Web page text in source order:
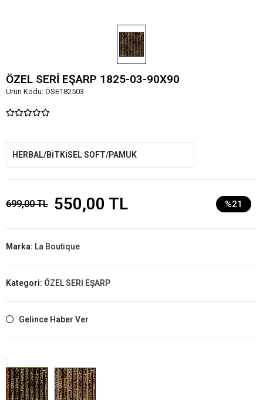
ÖZEL SERİ EŞARP 1825-03-90X90
Ürün Kodu: ÖSE182503
HERBAL/BİTKİSEL SOFT/PAMUK
699,00 TL 550,00 TL %21
Marka: La Boutique
Kategori: ÖZEL SERİ EŞARP
Gelince Haber Ver
: